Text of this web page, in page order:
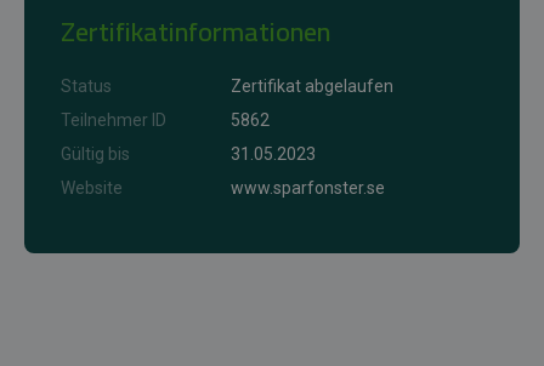
Zertifikatinformationen
Status
Zertifikat abgelaufen
Teilnehmer ID
5862
Gültig bis
31.05.2023
Website
www.sparfonster.se